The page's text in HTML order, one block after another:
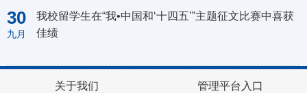
30
九月
我校留学生在“我•中国和‘十四五’”主题征文比赛中喜获
佳绩
关于我们 管理平台入口